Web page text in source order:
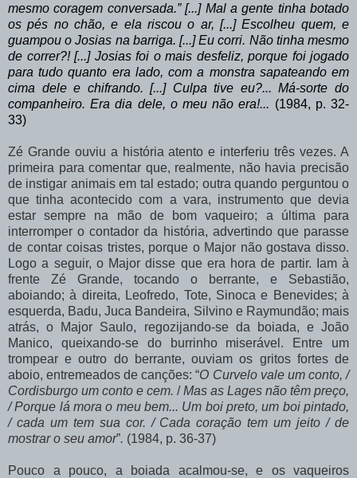
mesmo coragem conversada.” [...] Mal a gente tinha botado
os pés no chão, e ela riscou o ar, [...] Escolheu quem, e
guampou o Josias na barriga. [...] Eu corri. Não tinha mesmo
de correr?! [...] Josias foi o mais desfeliz, porque foi jogado
para tudo quanto era lado, com a monstra sapateando em
cima dele e chifrando. [...] Culpa tive eu?... Má-sorte do
companheiro. Era dia dele, o meu não era!... (1984, p. 32-
33)
Zé Grande ouviu a história atento e interferiu três vezes. A
primeira para comentar que, realmente, não havia precisão
de instigar animais em tal estado; outra quando perguntou o
que tinha acontecido com a vara, instrumento que devia
estar sempre na mão de bom vaqueiro; a última para
interromper o contador da história, advertindo que parasse
de contar coisas tristes, porque o Major não gostava disso.
Logo a seguir, o Major disse que era hora de partir. Iam à
frente Zé Grande, tocando o
berrante, e
Sebastião,
aboiando; à direita, Leofredo, Tote, Sinoca e Benevides; à
esquerda, Badu, Juca Bandeira, Silvino e Raymundão; mais
atrás, o Major Saulo, regozijando-se da boiada, e João
Manico,
queixando-se do burrinho miserável. Entre
um
trompear e outro do berrante, ouviam os gritos fortes de
aboio, entremeados de canções: “O Curvelo vale um conto, /
Cordisburgo um conto e cem. /Mas as Lages não têm preço,
/ Porque lá mora o meu bem... Um boi preto, um boi pintado,
/ cada um tem sua cor. / Cadacoração tem um jeito / de
mostrar o seu amor”. (1984, p. 36-37)
Pouco a pouco, a boiada acalmou-se, e os
vaqueiros